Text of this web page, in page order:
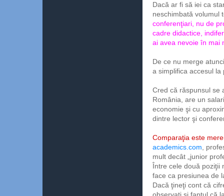
Dacă ar fi să iei ca
neschimbată volumul
conferenţiari, nu de
cadre didactice,
ai avea nevoie în mai
De ce nu merge
a simplifica accesul
Cred că răspunsul se
România, are un
economie şi cu
dintre lector şi
Comparaţia este
academics.com ,
mult decât „junior
Între cele două poziţii
face ca presiunea de
Dacă ţineţi cont că